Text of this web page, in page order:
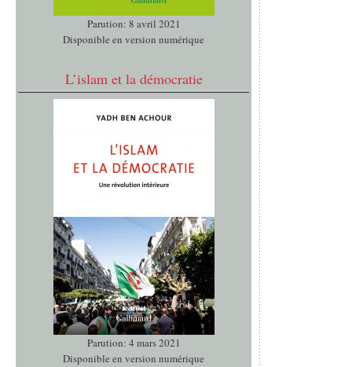
Parution: 8 avril 2021
Disponible en version numérique
L’islam et la démocratie
Parution: 4 mars 2021
Disponible en version numérique